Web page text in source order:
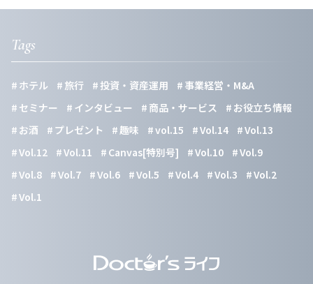
Tags
ホテル 旅行 投資・資産運用
事業経営・M&A
セミナー
インタビュー 商品・サービス
お役立ち情報
お酒
プレゼント 趣味 vol.15 Vol.14
Vol.13
Vol.12
Vol.11 Canvas[特別号] Vol.10
Vol.9
Vol.8
Vol.7 Vol.6 Vol.5 Vol.4 Vol.3
Vol.2
Vol.1